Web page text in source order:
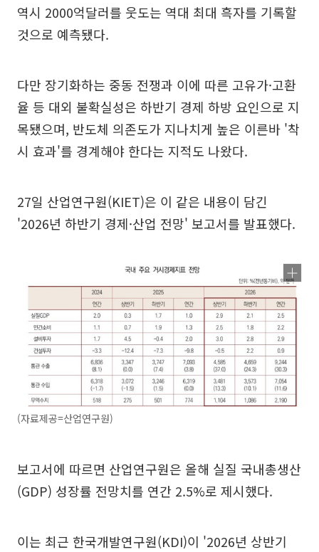
역시 2000억달러를 웃도는 역대 최대 흑자를 기록할
것으로 예측됐다.
다만 장기화하는 중동 전쟁과 이에 따른 고유가·고환
율 등 대외 불확실성은 하반기 경제 하방 요인으로 지
목됐으며, 반도체 의존도가 지나치게 높은 이른바 '착
시 효과'를 경계해야 한다는 지적도 나왔다.
27일 산업연구원(KIET)은 이 같은 내용이 담긴
'2026년 하반기 경제·산업 전망' 보고서를 발표했다.
(자료제공=산업연구원)
보고서에 따르면 산업연구원은 올해 실질 국내총생산
(GDP) 성장률 전망치를 연간 2.5%로 제시했다.
이는 최근 한국개발연구원(KDI)이 '2026년 상반기